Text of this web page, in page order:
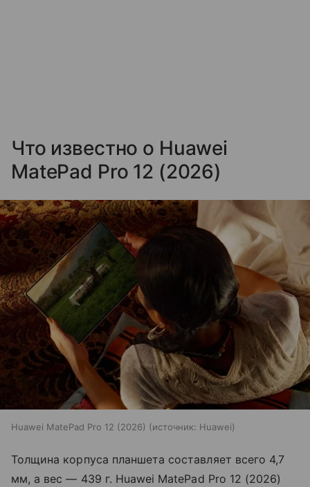
Что известно о Huawei
MatePad Pro 12 (2026)
Huawei MatePad Pro 12 (2026) источник: Huawei
Толщина корпуса планшета составляет всего 4,7
мм, а вес — 439 г. Huawei MatePad Pro 12 (2026)